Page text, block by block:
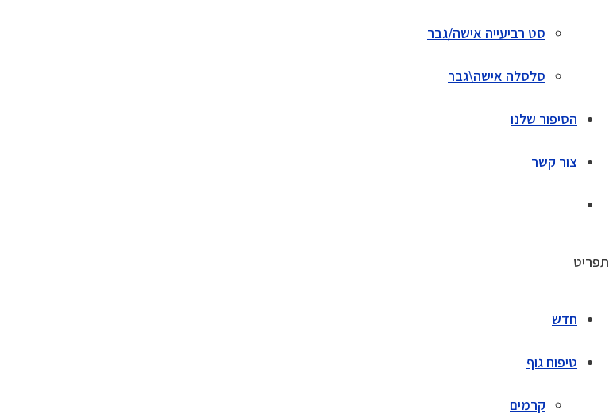
סט רביעייה אישה/גבר
סלסלה אישה\גבר
הסיפור שלנו
צור קשר
תפריט
חדש
טיפוח גוף
קרמים